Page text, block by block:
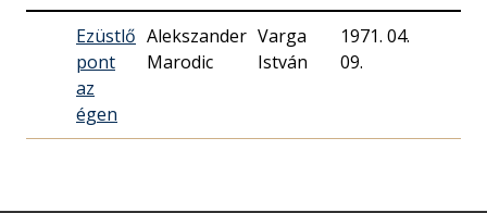
Ezüstlő
pont
az
égen
Alekszander
Marodic
Varga
István
1971. 04.
09.